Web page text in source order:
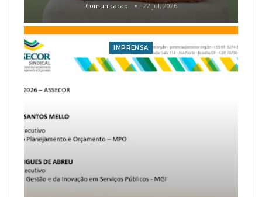
Comunicacao 22 jul, 2026
IMPRENSA